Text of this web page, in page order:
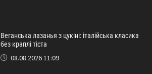
Веганська лазанья з цукіні: італійська класика
без краплі тіста
08.08.2026 11:09